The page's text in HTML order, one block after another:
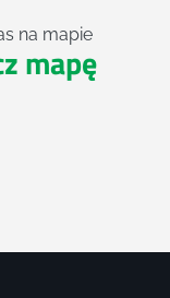
na mapie
mapę